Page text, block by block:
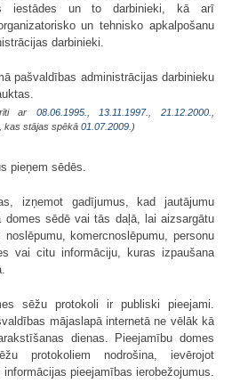
iestādes un to darbinieki, kā arī
un tehnisko apkalpošanu
darbinieki.
pašvaldības administrācijas darbinieku
ar 08.06.1995. 13.11.1997. ,21.12.2000.
kas stājas spēkā 01.07.2009. )
pieņem sēdēs.
izņemot gadījumus, kad jautājumu
domes sēdē vai tās daļā, lai aizsargātu
komercnoslēpumu, personu
vai citu informāciju, kuras izpaušana
sēžu protokoli ir publiski pieejami.
mājaslapā internetā ne vēlāk kā
dienas. Pieejamību domes
protokoliem nodrošina, ievērojot
pieejamības ierobežojumus.